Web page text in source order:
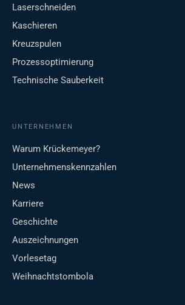
Laserschneiden
Kaschieren
Kreuzspulen
Prozessoptimierung
Technische Sauberkeit
UNTERNEHMEN
Warum Krückemeyer?
Unternehmenskennzahlen
News
Karriere
Geschichte
Auszeichnungen
Vorlesetag
Weihnachtstombola